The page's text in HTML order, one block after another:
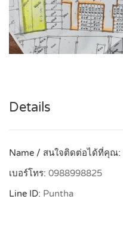
Details
Name / สนใจติดต่อได้ที่คุณ:
เบอร์โทร: 0988998825
Line ID: Puntha